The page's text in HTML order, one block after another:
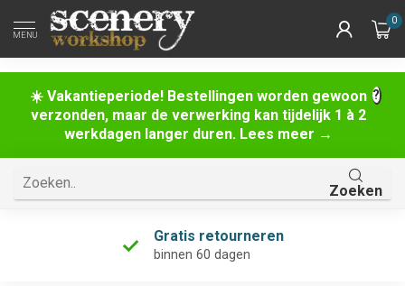
☀️ Vakantieperiode! Bestellingen worden gewoon
verzonden, maar de verwerking kan tijdelijk 1 à 2
werkdagen langer duren. Lees meer →
MENU
0
Zoeken
Gratis retourneren
binnen 60 dagen